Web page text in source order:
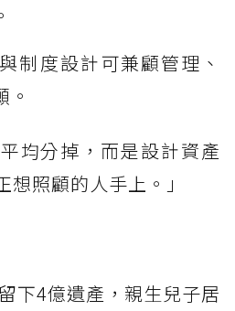
制度設計可兼顧管理、
均分掉，而是設計資產
照顧的人手上。」
下4億遺產，親生兒子居